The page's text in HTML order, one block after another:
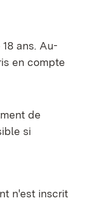
ans. Au-
en compte
de
si
n'est inscrit